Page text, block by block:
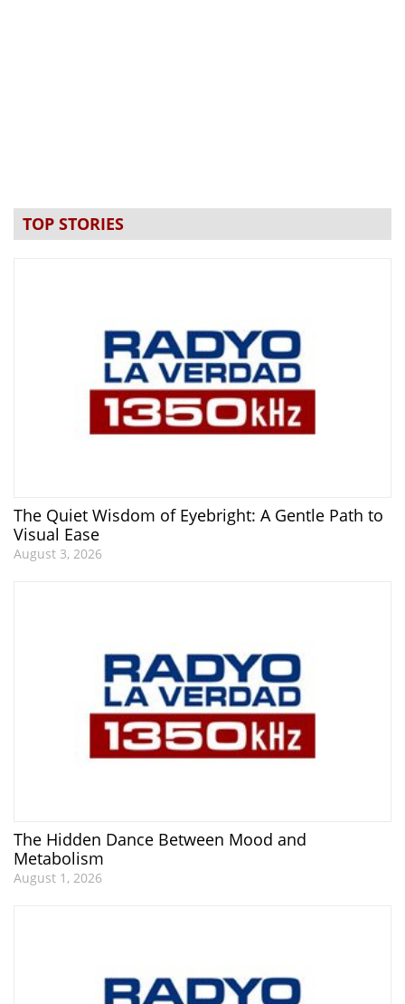
TOP STORIES
The Quiet Wisdom of Eyebright: A Gentle Path to
Visual Ease
August 3, 2026
The Hidden Dance Between Mood and
Metabolism
August 1, 2026